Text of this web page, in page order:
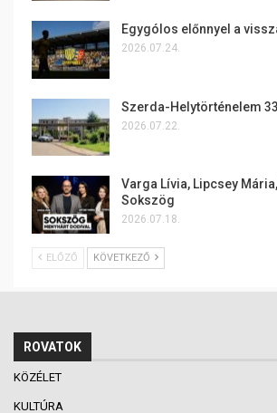
Egygólos előnnyel a
2026.07.24.
Szerda-Helytörténelem
2026.07.22.
Varga Lívia, Lipcsey Mária,
Sokszög
2026.07.18.
ELŐZŐ KÖVETKEZŐ
ROVATOK
KÖZÉLET
KULTÚRA